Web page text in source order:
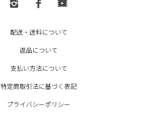
配送・送料について
返品について
支払い方法について
特定商取引法に基づく表記
プライバシーポリシー